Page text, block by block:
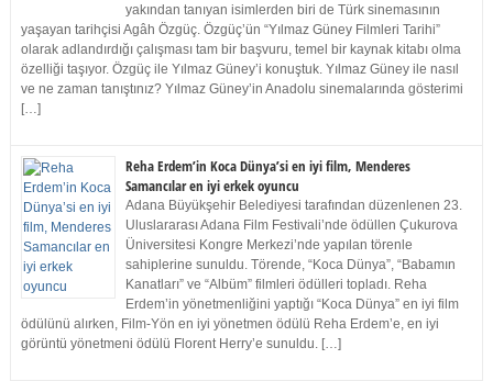
yakından tanıyan isimlerden biri de Türk sinemasının
yaşayan tarihçisi Agâh Özgüç. Özgüç’ün “Yılmaz Güney Filmleri Tarihi”
olarak adlandırdığı çalışması tam bir başvuru, temel bir kaynak kitabı olma
özelliği taşıyor. Özgüç ile Yılmaz Güney’i konuştuk. Yılmaz Güney ile nasıl
ve ne zaman tanıştınız? Yılmaz Güney’in Anadolu sinemalarında gösterimi
[…]
Reha Erdem’in Koca Dünya’si en iyi film, Menderes
Samancılar en iyi erkek oyuncu
Adana Büyükşehir Belediyesi tarafından düzenlenen 23.
Uluslararası Adana Film Festivali’nde ödüllen Çukurova
Üniversitesi Kongre Merkezi’nde yapılan törenle
sahiplerine sunuldu. Törende, “Koca Dünya”, “Babamın
Kanatları” ve “Albüm” filmleri ödülleri topladı. Reha
Erdem’in yönetmenliğini yaptığı “Koca Dünya” en iyi film
ödülünü alırken, Film-Yön en iyi yönetmen ödülü Reha Erdem’e, en iyi
görüntü yönetmeni ödülü Florent Herry’e sunuldu. […]